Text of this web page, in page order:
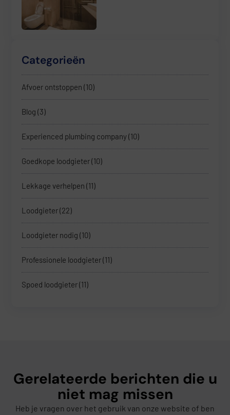
Categorieën
Afvoer ontstoppen (10)
Blog (3)
Experienced plumbing company(10)
Goedkope loodgieter(10)
Lekkage verhelpen (11)
Loodgieter(22)
Loodgieter nodig (10)
Professionele loodgieter(11)
Spoed loodgieter(11)
Gerelateerde berichten die u
niet mag missen
Heb je vragen over het gebruik van onze website of ben